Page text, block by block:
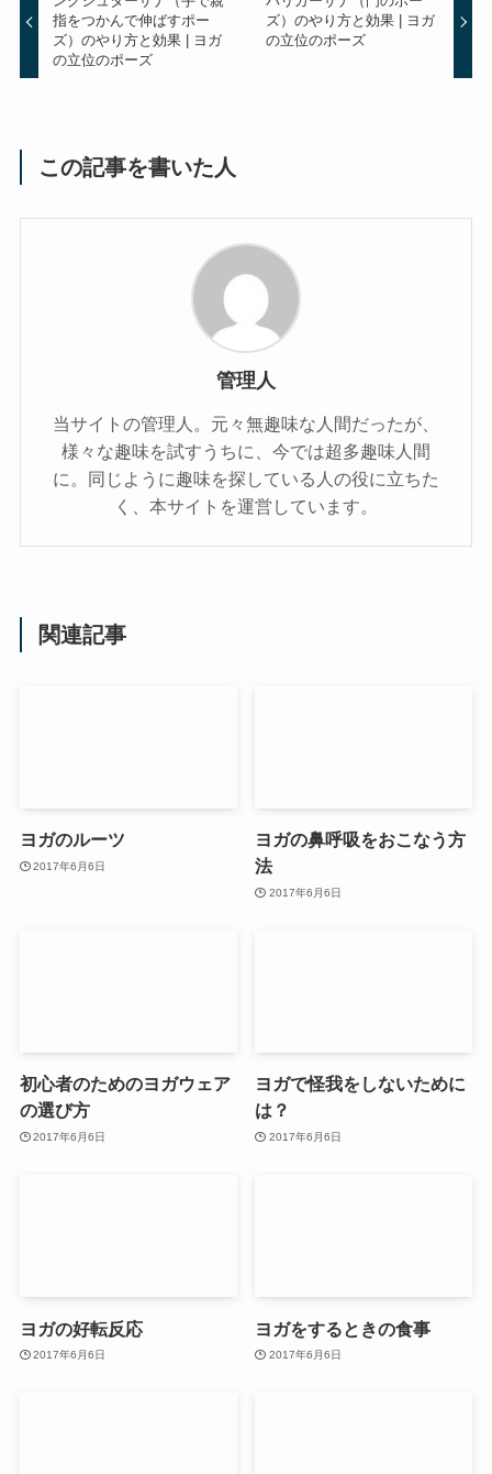
指をつかんで伸ばすポー
ズ）のやり方と効果 | ヨガ
の立位のポーズ
ズ）のやり方と効果 | ヨガ
の立位のポーズ
この記事を書いた人
管理人
当サイトの管理人。元々無趣味な人間だったが、
様々な趣味を試すうちに、今では超多趣味人間
に。同じように趣味を探している人の役に立ちた
く、本サイトを運営しています。
関連記事
ヨガのルーツ
2017年6月6日
ヨガの鼻呼吸をおこなう方
法
2017年6月6日
初心者のためのヨガウェア
の選び方
2017年6月6日
ヨガで怪我をしないために
は？
2017年6月6日
ヨガの好転反応
2017年6月6日
ヨガをするときの食事
2017年6月6日